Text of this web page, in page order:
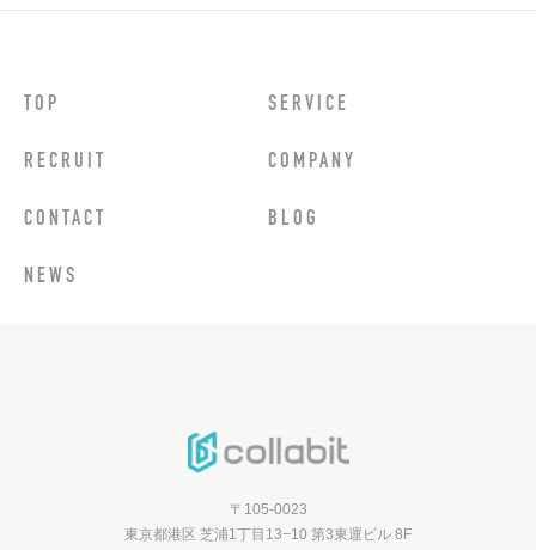
TOP SERVICE
RECRUIT COMPANY
CONTACT BLOG
NEWS
〒105-0023
東京都港区 芝浦1丁目13−10 第3東運ビル 8F